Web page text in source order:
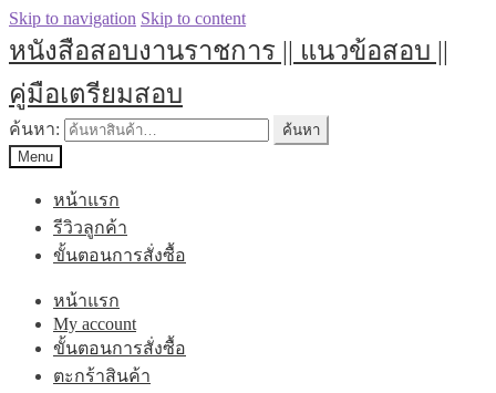
Skip to navigation Skip to content
หนังสือสอบงานราชการ || แนวข้อสอบ ||
คู่มือเตรียมสอบ
ค้นหา:
ค้นหา
Menu
หน้าแรก
รีวิวลูกค้า
ขั้นตอนการสั่งซื้อ
หน้าแรก
My account
ขั้นตอนการสั่งซื้อ
ตะกร้าสินค้า